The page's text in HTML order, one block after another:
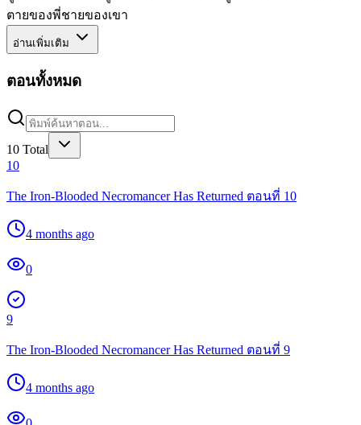
ตายของพี่ชายของเขา
อ่านเพิ่มเติม
ตอนทั้งหมด
10 Total
10
The Iron-Blooded Necromancer Has Returned ตอนที่ 10
4 months ago
0
9
The Iron-Blooded Necromancer Has Returned ตอนที่ 9
4 months ago